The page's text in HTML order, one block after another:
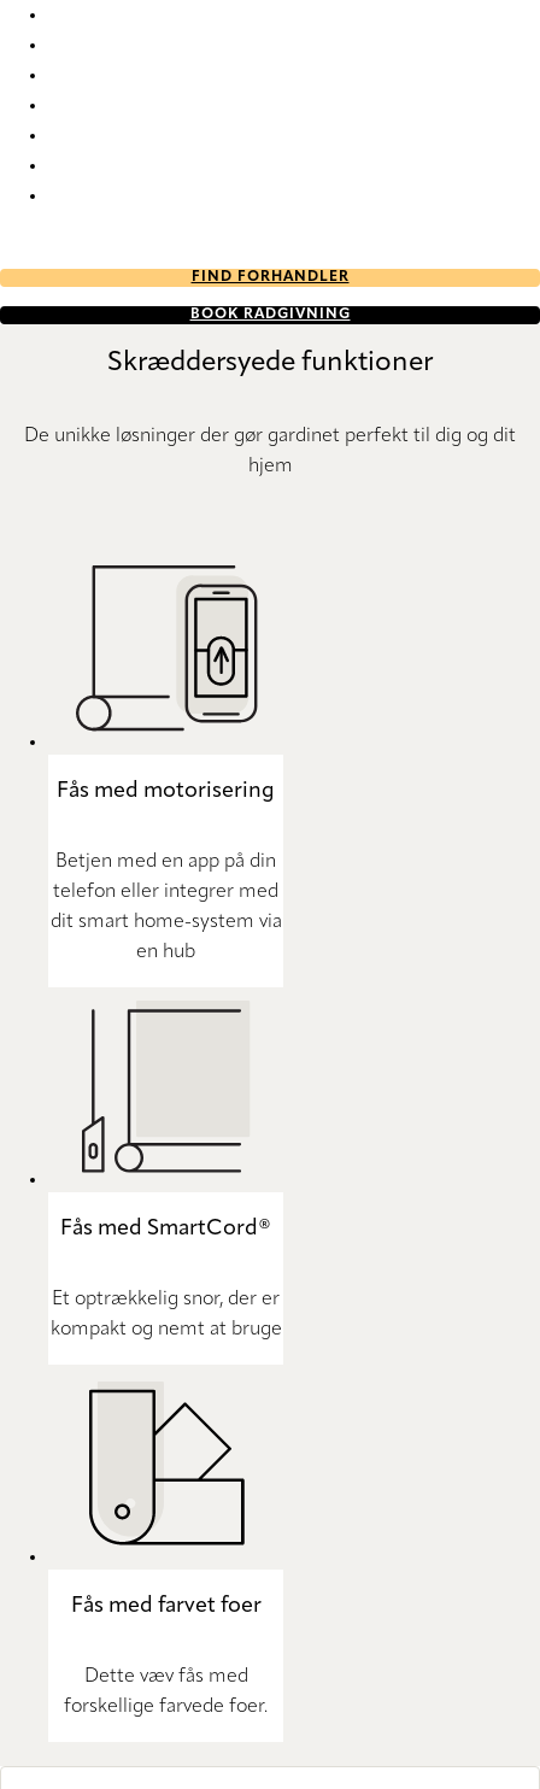
FIND FORHANDLER
BOOK RÅDGIVNING
Skræddersyede funktioner
De unikke løsninger der gør gardinet perfekt til dig og dit
hjem
Fås med motorisering
Betjen med en app på din
telefon eller integrer med
dit smart home-system via
en hub
Fås med SmartCord®
Et optrækkelig snor, der er
kompakt og nemt at bruge
Fås med farvet foer
Dette væv fås med
forskellige farvede foer.